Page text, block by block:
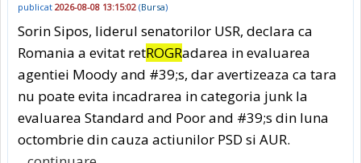
publicat 2026-08-08 13:15:02 (Bursa)
Sorin Sipos, liderul senatorilor USR, declara ca
Romania a evitat retROGRadarea in evaluarea
agentiei Moody and #39;s, dar avertizeaza ca tara
nu poate evita incadrarea in categoria junk la
evaluarea Standard and Poor and #39;s din luna
octombrie din cauza actiunilor PSD si AUR.